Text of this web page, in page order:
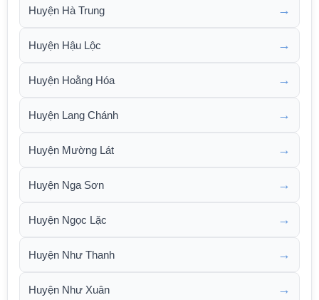
Huyện Hà Trung →
Huyện Hậu Lộc →
Huyện Hoằng Hóa →
Huyện Lang Chánh →
Huyện Mường Lát →
Huyện Nga Sơn →
Huyện Ngọc Lặc →
Huyện Như Thanh →
Huyện Như Xuân →